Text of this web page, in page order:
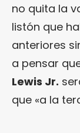
no quita la
listón que
anteriores
a pensar
Lewis Jr.
que «a la